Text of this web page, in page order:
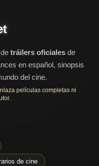
tráilers oficiales de
en español, sinopsis
del cine.
películas completas ni
de cine